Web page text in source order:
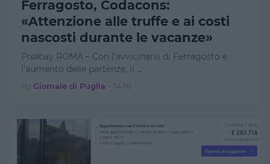
Ferragosto, Codacons:
«Attenzione alle truffe e ai costi
nascosti durante le vacanze»
Pixabay ROMA – Con l'avvicinarsi di Ferragosto e
l'aumento delle partenze, il …
by Giornale di Puglia 14:16